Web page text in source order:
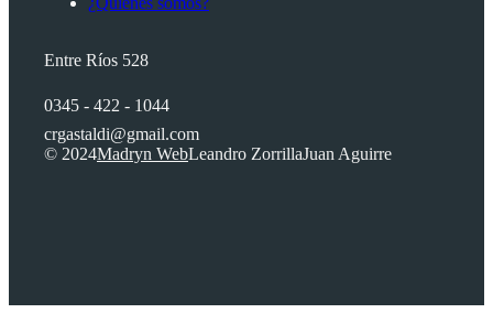
Entre Ríos 528
0345 - 422 - 1044
crgastaldi@gmail.com
© 2024Madryn WebLeandro ZorrillaJuan Aguirre